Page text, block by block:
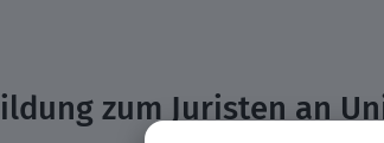
zum Juristen an